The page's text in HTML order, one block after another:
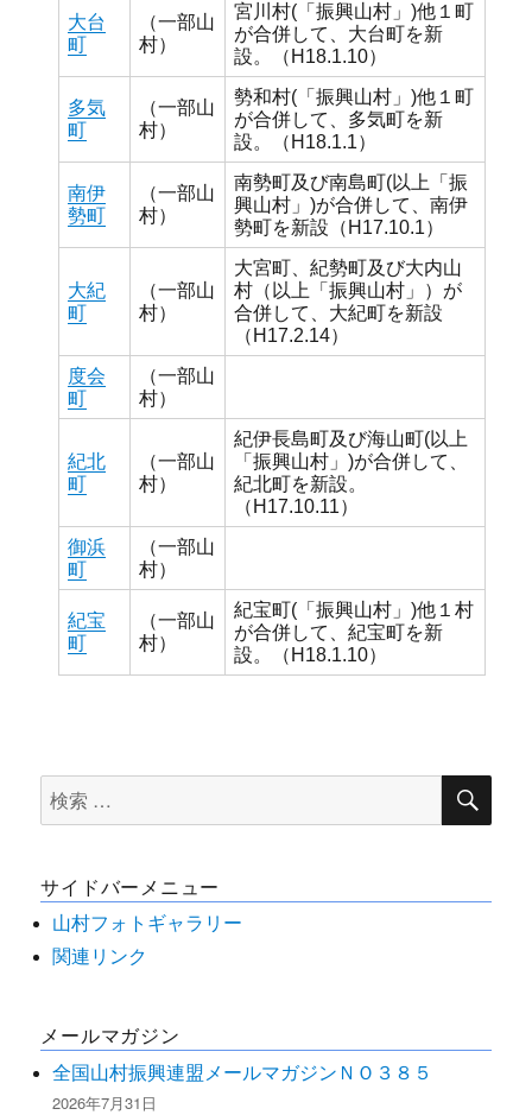
大台
町
（一部山
村）
宮川村(「振興山村」)他１町
が合併して、大台町を新
設。（H18.1.10）
多気
町
（一部山
村）
勢和村(「振興山村」)他１町
が合併して、多気町を新
設。（H18.1.1）
南伊
勢町
（一部山
村）
南勢町及び南島町(以上「振
興山村」)が合併して、南伊
勢町を新設（H17.10.1）
大紀
町
（一部山
村）
大宮町、紀勢町及び大内山
村（以上「振興山村」）が
合併して、大紀町を新設
（H17.2.14）
度会
町
（一部山
村）
紀北
町
（一部山
村）
紀伊長島町及び海山町(以上
「振興山村」)が合併して、
紀北町を新設。
（H17.10.11）
御浜
町
（一部山
村）
紀宝
町
（一部山
村）
紀宝町(「振興山村」)他１村
が合併して、紀宝町を新
設。（H18.1.10）
検
索
象:
検
サイドバーメニュー
山村フォトギャラリー
関連リンク
メールマガジン
全国山村振興連盟メールマガジンＮＯ３８５
2026年7月31日